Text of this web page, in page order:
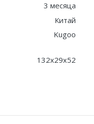
3 месяца
Китай
Kugoo
132x29x52